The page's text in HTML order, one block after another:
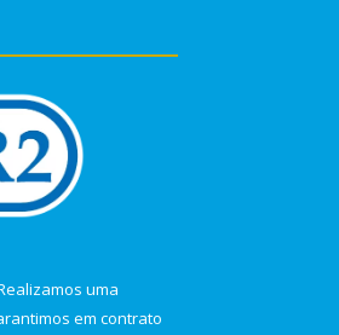
uma
em contrato